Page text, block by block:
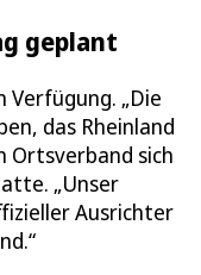
geplant
Verfügung. „Die
das Rheinland
Ortsverband sich
„Unser
Ausrichter